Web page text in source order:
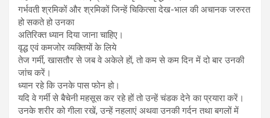
गर्भवती श्रमिकों और श्रमिकों जिन्हें चिकित्सा देख-भाल की अचानक जरुरत
हो सकते हो उनका
अतिरिक्त ध्यान दिया जाना चाहिए।
वृद्ध एवं कमजोर व्यक्तियों के लिये
तेज गर्मी, खासतौर से जब वे अकेले हों, तो कम से कम दिन में दो बार उनकी
जांच करें।
ध्यान रहे कि उनके पास फोन हो।
यदि वे गर्मी से बैचेनी महसूस कर रहे हों तो उन्हें चंडक देने का प्रयारा करें।
उनके शरीर को गीला रखें, उन्हें नहलाएं अथवा उनकी गर्दन तथा बगलों में